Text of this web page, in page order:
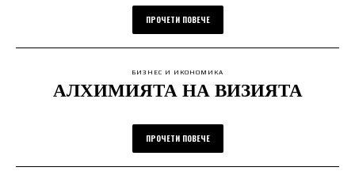
ПРОЧЕТИ ПОВЕЧЕ
БИЗНЕС И ИКОНОМИКА
АЛХИМИЯТА НА ВИЗИЯТА
ПРОЧЕТИ ПОВЕЧЕ